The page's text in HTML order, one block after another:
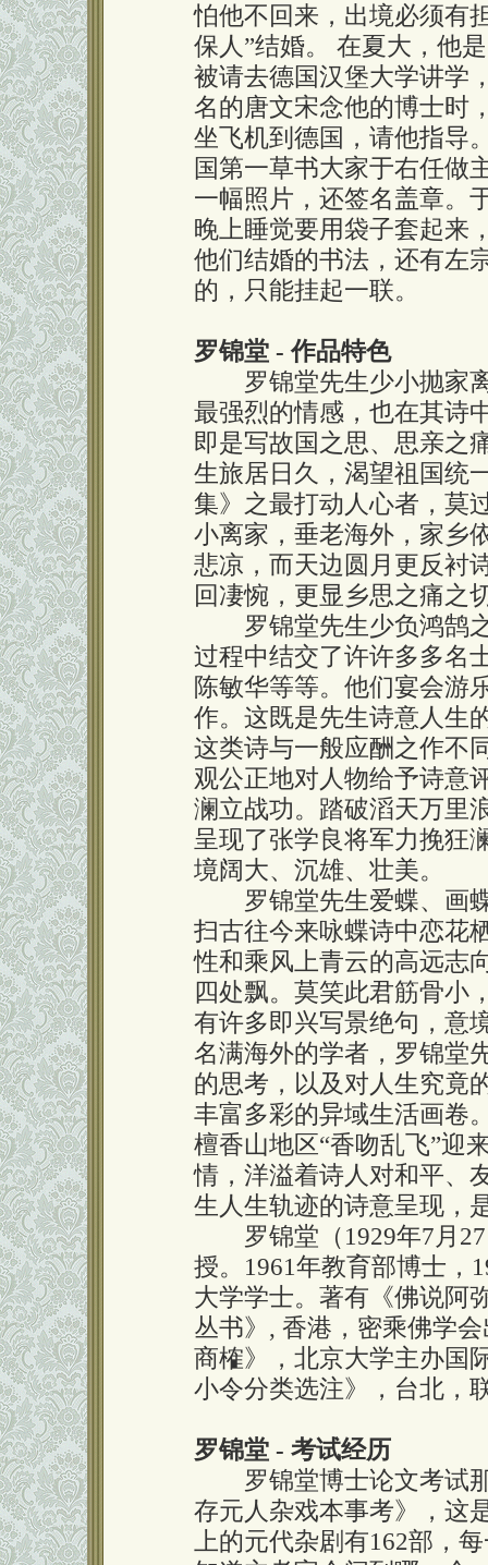
怕他不回来，出境必须有
保人”结婚。 在夏大，他
被请去德国汉堡大学讲学
名的唐文宋念他的博士时
坐飞机到德国，请他指导
国第一草书大家于右任做
一幅照片，还签名盖章。
晚上睡觉要用袋子套起来
他们结婚的书法，还有左
的，只能挂起一联。
罗锦堂 - 作品特色
罗锦堂先生少小抛家离
最强烈的情感，也在其诗
即是写故国之思、思亲之
生旅居日久，渴望祖国
集》之最打动人心者，莫
小离家，垂老海外，家乡
悲凉，而天边圆月更反衬
回凄惋，更显乡思之痛之
罗锦堂先生少负鸿鹄之
过程中结交了许许多多名
陈敏华等等。他们宴会游
作。这既是先生诗意人生
这类诗与一般应酬之作不
观公正地对人物给予诗意
澜立战功。踏破滔天万里
呈现了张学良将军力挽狂
境阔大、沉雄、壮美。
罗锦堂先生爱蝶、画蝶
扫古往今来咏蝶诗中恋花
性和乘风上青云的高远志
四处飘。莫笑此君筋骨小
有许多即兴写景绝句，意
名满海外的学者，罗锦堂
的思考，以及对人生究竟
丰富多彩的异域生活画卷
檀香山地区“香吻乱飞”迎
情，洋溢着诗人对和平、
生人生轨迹的诗意呈现，
罗锦堂（1929年7月27
授。1961年教育部博士，
大学学士。著有《佛说阿
丛书》, 香港，密乘佛学
商榷》，北京大学主办国
小令分类选注》，台北，
罗锦堂 - 考试经历
罗锦堂博士论文考试那
存元人杂戏本事考》，这
上的元代杂剧有162部，